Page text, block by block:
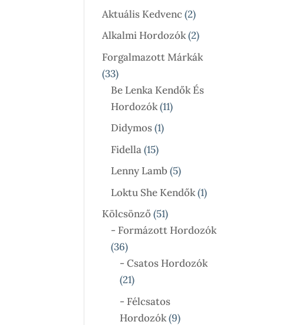
Termék
Aktuális Kedvenc 22
Termék
Alkalmi Hordozók 22
Termék
Forgalmazott Márkák
3333
Termék
Be Lenka Kendők És
Hordozók 1111
Didymos 11
Fidella 1515
Termék
Lenny Lamb 55
Termék
Loktu She Kendők 11
Kölcsönző 5151
Termék
- Formázott Hordozók
3636
Termék
- Csatos Hordozók
2121
Termék
- Félcsatos
Hordozók 99